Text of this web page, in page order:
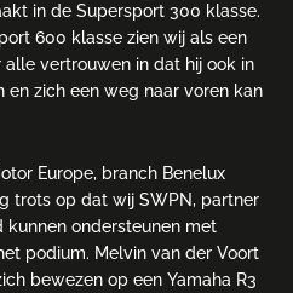
in de Supersport 300 klasse.
600 klasse zien wij als een
vertrouwen in dat hij ook in
en zich een weg naar voren kan
Europe, branch Benelux
trots op dat wij SWPN, partner
kunnen ondersteunen met
podium. Melvin van der Voort
bewezen op een Yamaha R3